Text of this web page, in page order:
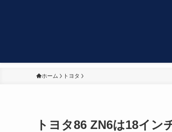
ホーム トヨタ
トヨタ86 ZN6は18イ